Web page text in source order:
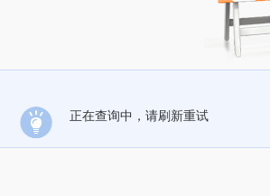
正在查询中，请刷新重试